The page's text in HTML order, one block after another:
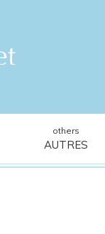
others
AUTRES